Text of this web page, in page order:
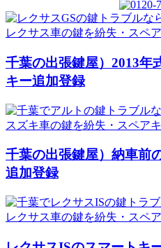
レクサス車の鍵を紛失・スペ
千葉の出張鍵屋）2013年
キー追加登録
スズキ車の鍵を紛失・スペア
千葉の出張鍵屋）納車前
追加登録
レクサス車の鍵を紛失・スペ